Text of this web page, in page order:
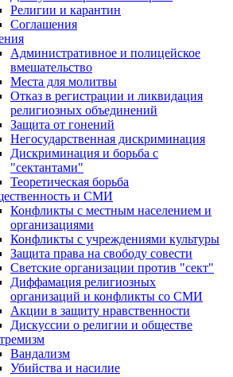
Религии и карантин
Соглашения
Административное и полицейское
вмешательство
Места для молитвы
Отказ в регистрации и ликвидация
религиозных объединений
Защита от гонений
Негосударственная дискриминация
Дискриминация и борьба с
"сектантами"
Теоретическая борьба
и СМИ
Конфликты с местным населением и
организациями
Конфликты с учреждениями культуры
Защита права на свободу совести
Светские организации против "сект"
Диффамация религиозных
организаций и конфликты со СМИ
Акции в защиту нравственности
Дискуссии о религии и обществе
Вандализм
Убийства и насилие